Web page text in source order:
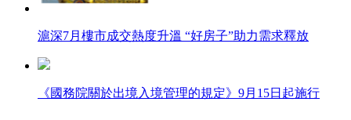
滬深7月樓市成交熱度升溫 “好房子”助力需求釋放
《國務院關於出境入境管理的規定》9月15日起施行